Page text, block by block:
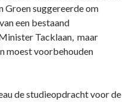
Groen suggereerde om
een bestaand
Tacklaan, maar
moest voorbehouden
de studieopdracht voor de